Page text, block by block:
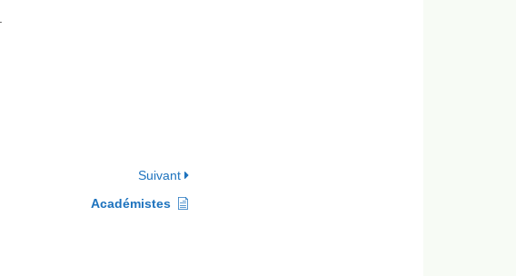
Suivant
Académistes